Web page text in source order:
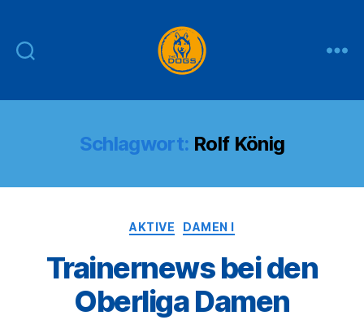
DOGS
Schlagwort: Rolf König
Kategorien
AKTIVE DAMEN I
Trainernews bei den
Oberliga Damen